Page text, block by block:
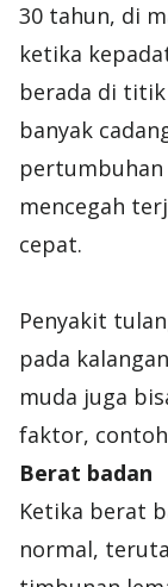
30 tahun, di
ketika
berada di
banyak
pertumbuhan
mencegah
cepat.
Penyakit
pada
muda juga
faktor,
Berat badan
Ketika berat
normal,